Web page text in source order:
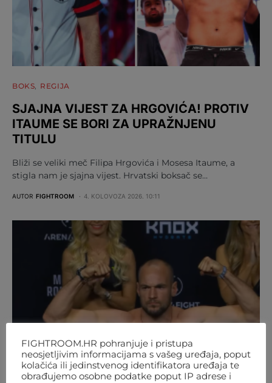
BOKS REGIJA
SJAJNA VIJEST ZA HRGOVIĆA! PROTIV
ITAUME SE BORI ZA UPRAŽNJENU
TITULU
Bliži se veliki meč Filipa Hrgovića i Mosesa Itaume, a
stigla nam je sjajna vijest. Hrvatski boksač se…
AUTOR FIGHTROOM 4. KOLOVOZA 2026. 10:11
FIGHTROOM.HR pohranjuje i pristupa
neosjetljivim informacijama s vašeg uređaja, poput
kolačića ili jedinstvenog identifikatora uređaja te
obrađujemo osobne podatke poput IP adrese i